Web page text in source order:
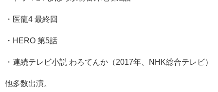
・医龍4 最終回
・HERO 第5話
・連続テレビ小説 わろてんか（2017年、NHK総合テレビ）
他多数出演。